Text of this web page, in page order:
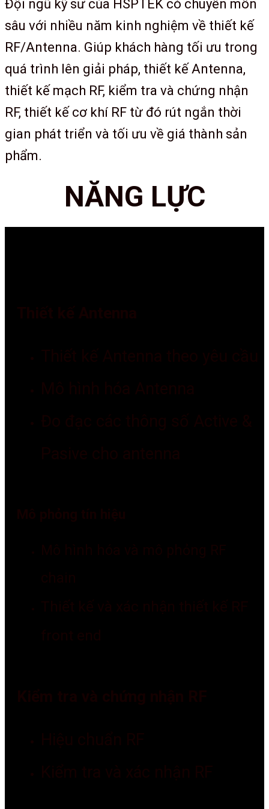
Đội ngũ kỹ sư của HSPTEK có chuyên môn
sâu với nhiều năm kinh nghiệm về thiết kế
RF/Antenna. Giúp khách hàng tối ưu trong
quá trình lên giải pháp, thiết kế Antenna,
thiết kế mạch RF, kiểm tra và chứng nhận
RF, thiết kế cơ khí RF từ đó rút ngắn thời
gian phát triển và tối ưu về giá thành sản
phẩm.
NĂNG LỰC